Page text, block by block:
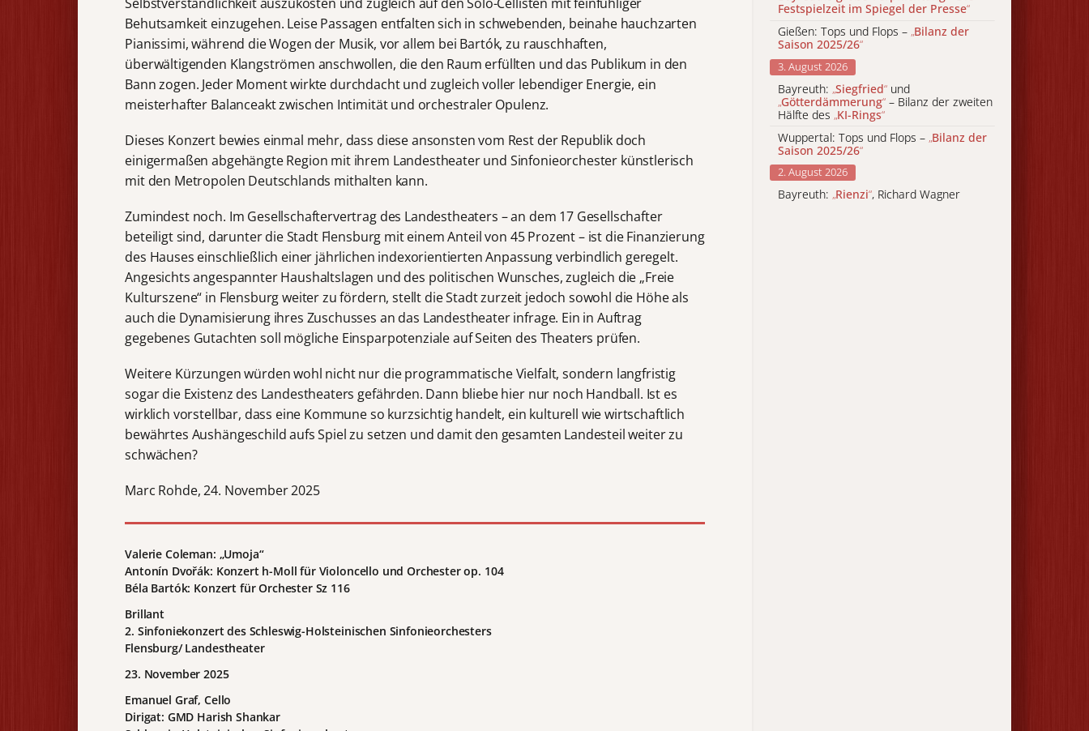
Behutsamkeit einzugehen. Leise Passagen entfalten sich in schwebenden, beinahe hauchzarten
Pianissimi, während die Wogen der Musik, vor allem bei Bartók, zu rauschhaften,
überwältigenden Klangströmen anschwollen, die den Raum erfüllten und das Publikum in den
Bann zogen. Jeder Moment wirkte durchdacht und zugleich voller lebendiger Energie, ein
meisterhafter Balanceakt zwischen Intimität und orchestraler Opulenz.
Dieses Konzert bewies einmal mehr, dass diese ansonsten vom Rest der Republik doch
einigermaßen abgehängte Region mit ihrem Landestheater und Sinfonieorchester künstlerisch
mit den Metropolen Deutschlands mithalten kann.
Zumindest noch. Im Gesellschaftervertrag des Landestheaters – an dem 17 Gesellschafter
beteiligt sind, darunter die Stadt Flensburg mit einem Anteil von 45 Prozent – ist die Finanzierung
des Hauses einschließlich einer jährlichen indexorientierten Anpassung verbindlich geregelt.
Angesichts angespannter Haushaltslagen und des politischen Wunsches, zugleich die „Freie
Kulturszene“ in Flensburg weiter zu fördern, stellt die Stadt zurzeit jedoch sowohl die Höhe als
auch die Dynamisierung ihres Zuschusses an das Landestheater infrage. Ein in Auftrag
gegebenes Gutachten soll mögliche Einsparpotenziale auf Seiten des Theaters prüfen.
Weitere Kürzungen würden wohl nicht nur die programmatische Vielfalt, sondern langfristig
sogar die Existenz des Landestheaters gefährden. Dann bliebe hier nur noch Handball. Ist es
wirklich vorstellbar, dass eine Kommune so kurzsichtig handelt, ein kulturell wie wirtschaftlich
bewährtes Aushängeschild aufs Spiel zu setzen und damit den gesamten Landesteil weiter zu
schwächen?
Marc Rohde, 24. November 2025
Valerie Coleman: „Umoja“
Antonín Dvořák: Konzert h-Moll für Violoncello und Orchester op. 104
Béla Bartók: Konzert für Orchester Sz 116
Brillant
2. Sinfoniekonzert des Schleswig-Holsteinischen Sinfonieorchesters
Flensburg/ Landestheater
23. November 2025
Emanuel Graf, Cello
Dirigat: GMD Harish Shankar
Festspielzeit im Spiegel der Presse“
Gießen: Tops und Flops – „Bilanz der
Saison 2025/26“
3. August 2026
Bayreuth: „Siegfried“ und
„Götterdämmerung“ – Bilanz der zweiten
Hälfte des „KI-Rings“
Wuppertal: Tops und Flops – „Bilanz der
Saison 2025/26“
2. August 2026
Bayreuth: „Rienzi“, Richard Wagner